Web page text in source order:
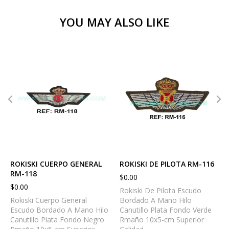
YOU MAY ALSO LIKE
ROKISKI CUERPO GENERAL
RM-118
$0.00
Rokiski Cuerpo General
Escudo Bordado A Mano Hilo
Canutillo Plata Fondo Negro
ROKISKI DE PILOTA RM-116
$0.00
Rokiski De Pilota Escudo
Bordado A Mano Hilo
Canutillo Plata Fondo Verde
Rmaño 10x5-cm Superior